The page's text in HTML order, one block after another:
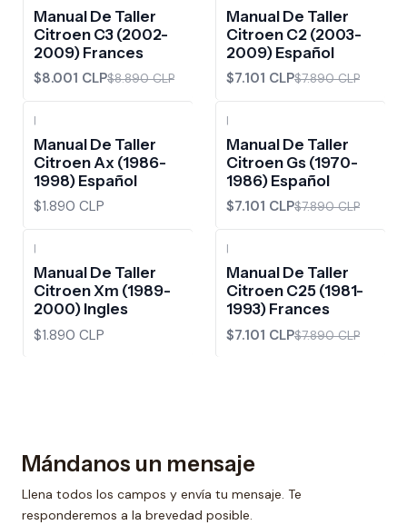
Manual De Taller
Citroen C3 (2002-
2009) Frances
$8.001 CLP$8.890 CLP
Manual De Taller
Citroen C2 (2003-
2009) Español
$7.101 CLP$7.890 CLP
|
Manual De Taller
Citroen Ax (1986-
1998) Español
$1.890 CLP
|
Manual De Taller
Citroen Gs (1970-
1986) Español
$7.101 CLP$7.890 CLP
|
Manual De Taller
Citroen Xm (1989-
2000) Ingles
$1.890 CLP
|
Manual De Taller
Citroen C25 (1981-
1993) Frances
$7.101 CLP$7.890 CLP
Mándanos un mensaje
Llena todos los campos y envía tu mensaje. Te
responderemos a la brevedad posible.